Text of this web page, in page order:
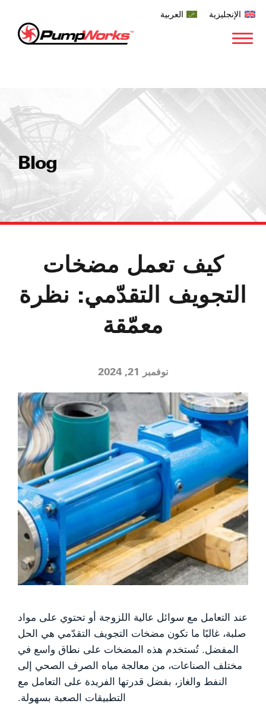
الإنجليزية العربية
Blog
كيف تعمل مضخات
التجويف التقدّمي: نظرة
معمّقة
نوفمبر 21, 2024
عند التعامل مع سوائل عالية اللزوجة أو تحتوي على مواد
صلبة، غالبًا ما تكون مضخات التجويف التقدّمي هي الحل
المفضل. تُستخدم هذه المضخات على نطاق واسع في
مختلف الصناعات، من معالجة مياه الصرف الصحي إلى
النفط والغاز، بفضل قدرتها الفريدة على التعامل مع
التطبيقات الصعبة بسهولة.